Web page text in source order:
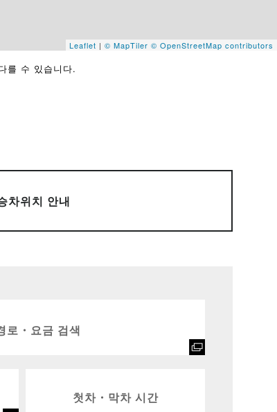
Leaflet | © MapTiler © OpenStreetMap contributors
를 수 있습니다.
차위치 안내
로・요금 검색
첫차・막차 시간